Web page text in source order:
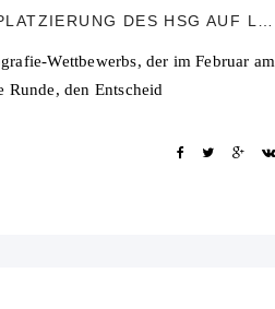
Wettbewerbs, der im Februar am
den Entscheid